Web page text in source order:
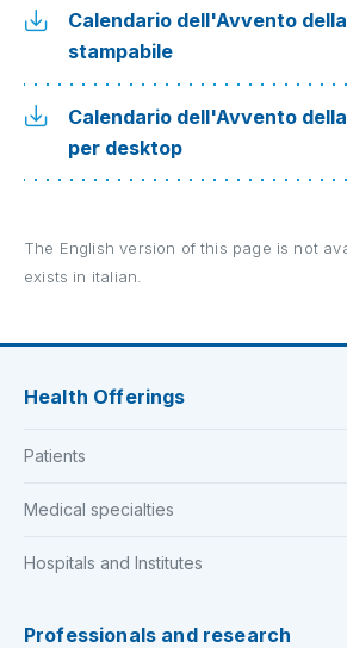
Calendario dell'Avvento
stampabile
Calendario dell'Avvento
per desktop
The English version of this page is not
exists in italian.
Health Offerings
Patients
Medical specialties
Hospitals and Institutes
Professionals and research